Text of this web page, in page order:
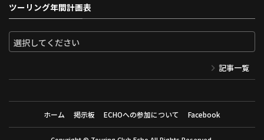
ツーリング年間計画表
記事一覧
ホーム 掲示板 ECHOへの参加について Facebook